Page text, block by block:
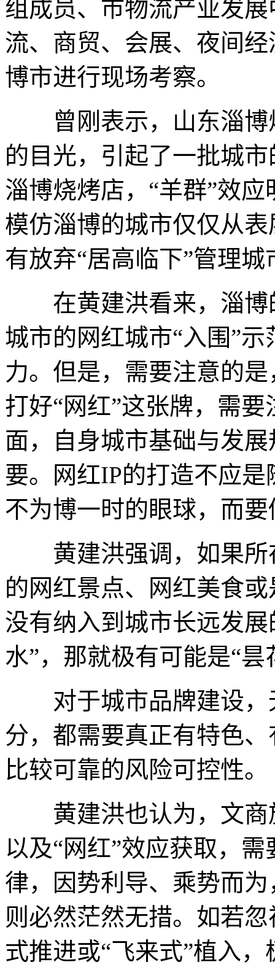
组成员、市物流产业发
流、商贸、会展、夜间
博市进行现场考察。
曾刚表示，山东淄博
的目光，引起了一批城
淄博烧烤店，“羊群”效
模仿淄博的城市仅仅从
有放弃“居高临下”管理
在黄建洪看来，淄博
城市的网红城市“入围”
力。但是，需要注意的
打好“网红”这张牌，需
面，自身城市基础与发
要。网红IP的打造不应
不为博一时的眼球，而
黄建洪强调，如果所
的网红景点、网红美食
没有纳入到城市长远发
水”，那就极有可能是“昙
对于城市品牌建设，
分，都需要真正有特色
比较可靠的风险可控性。
黄建洪也认为，文商
以及“网红”效应获取，
律，因势利导、乘势而
则必然茫然无措。如若
式推进或“飞来式”植入